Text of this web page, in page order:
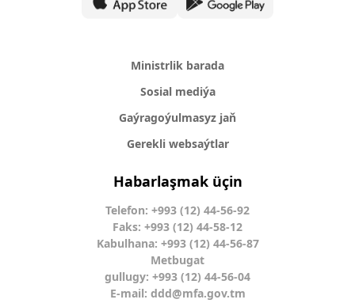
Ministrlik barada
Sosial mediýa
Gaýragoýulmasyz jaň
Gerekli websaýtlar
Habarlaşmak üçin
Telefon: +993 (12) 44-56-92
Faks: +993 (12) 44-58-12
Kabulhana: +993 (12) 44-56-87
Metbugat
gullugy: +993 (12) 44-56-04
E-mail: ddd@mfa.gov.tm